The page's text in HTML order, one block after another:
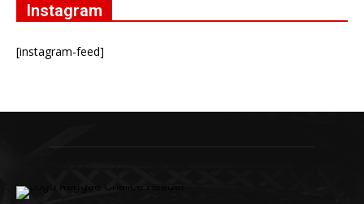
Instagram
[instagram-feed]